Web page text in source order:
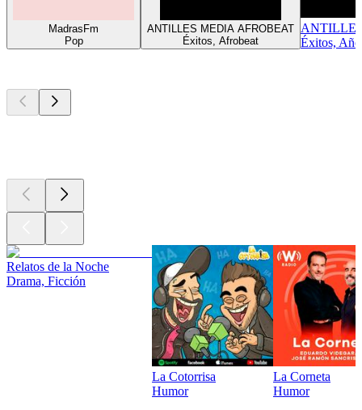
MadrasFm
Pop
ANTILLES MEDIA AFROBEAT
Éxitos, Afrobeat
Éxitos,
Relatos de la Noche
Drama, Ficción
La Cotorrisa
Humor
La Corneta
Humor